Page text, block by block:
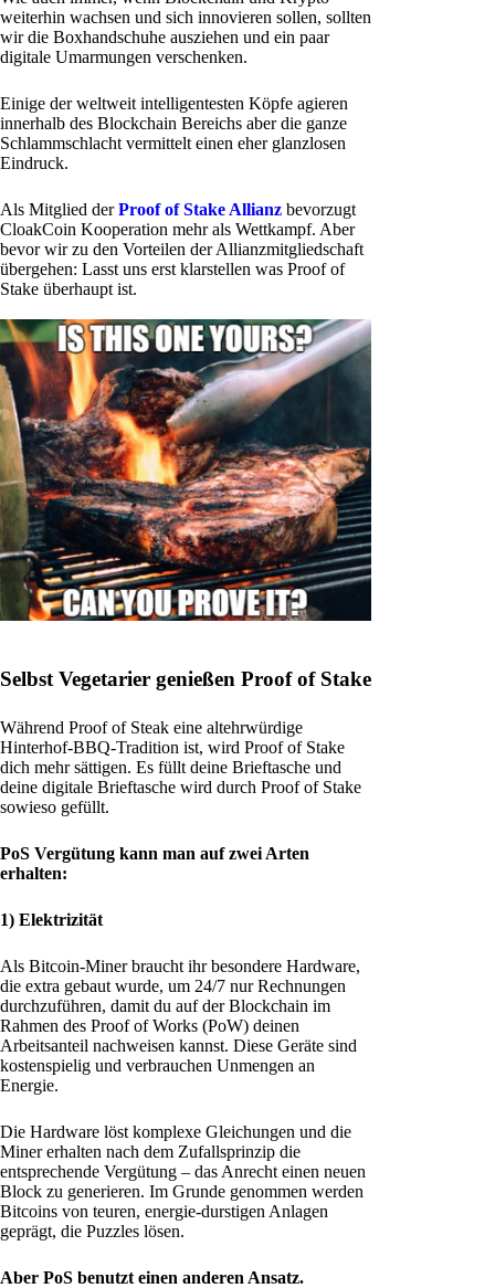
weiterhin wachsen und sich innovieren sollen, sollten
wir die Boxhandschuhe ausziehen und ein paar
digitale Umarmungen verschenken.
Einige der weltweit intelligentesten Köpfe agieren
innerhalb des Blockchain Bereichs aber die ganze
Schlammschlacht vermittelt einen eher glanzlosen
Eindruck.
Als Mitglied derProof of Stake Allianz bevorzugt
CloakCoin Kooperation mehr als Wettkampf. Aber
bevor wir zu den Vorteilen der Allianzmitgliedschaft
übergehen: Lasst uns erst klarstellen was Proof of
Stake überhaupt ist.
Selbst Vegetarier genießen Proof of Stake
Während Proof of Steak eine altehrwürdige
Hinterhof-BBQ-Tradition ist, wird Proof of Stake
dich mehr sättigen. Es füllt deine Brieftasche und
deine digitale Brieftasche wird durch Proof of Stake
sowieso gefüllt.
PoS Vergütung kann man auf zwei Arten
erhalten:
1) Elektrizität
Als Bitcoin-Miner braucht ihr besondere Hardware,
die extra gebaut wurde, um 24/7 nur Rechnungen
durchzuführen, damit du auf der Blockchain im
Rahmen des Proof of Works (PoW) deinen
Arbeitsanteil nachweisen kannst. Diese Geräte sind
kostenspielig und verbrauchen Unmengen an
Energie.
Die Hardware löst komplexe Gleichungen und die
Miner erhalten nach dem Zufallsprinzip die
entsprechende Vergütung – das Anrecht einen neuen
Block zu generieren. Im Grunde genommen werden
Bitcoins von teuren, energie-durstigen Anlagen
geprägt, die Puzzles lösen.
Aber PoS benutzt einen anderen Ansatz.